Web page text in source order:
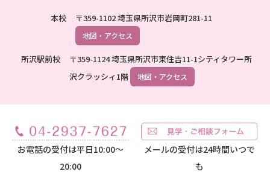
本校 〒359-1102 埼玉県所沢市岩岡町281-11
地図・アクセス
所沢駅前校
〒359-1124 埼玉県所沢市東住吉11-1シティタワー所
沢クラッシィ1階
地図・アクセス
お電話の受付は平日10:00～
20:00
メールの受付は24時間いつで
も